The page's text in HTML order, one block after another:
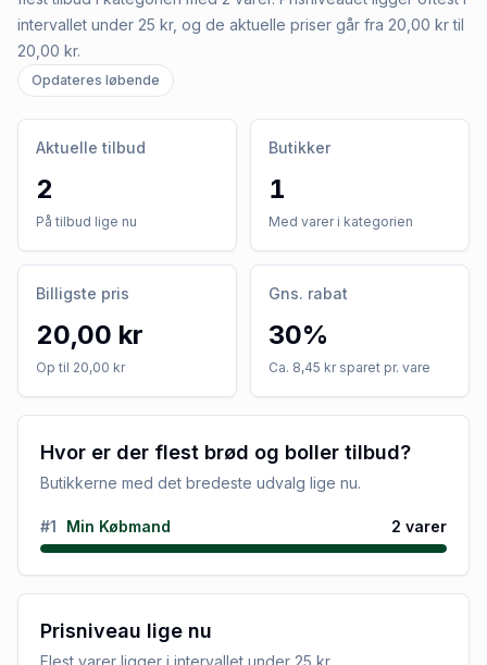
intervallet under 25 kr, og de aktuelle priser går fra 20,00 kr til
20,00 kr.
Opdateres løbende
Aktuelle tilbud
2
På tilbud lige nu
Butikker
1
Med varer i kategorien
Billigste pris
20,00 kr
Op til 20,00 kr
Gns. rabat
30%
Ca. 8,45 kr sparet pr. vare
Hvor er der flest brød og boller tilbud?
Butikkerne med det bredeste udvalg lige nu.
#1 Min Købmand 2 varer
Prisniveau lige nu
Flest varer ligger i intervallet under 25 kr.